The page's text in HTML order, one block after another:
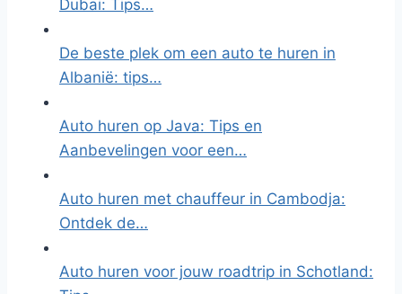
Dubai: Tips…
De beste plek om een auto te huren in
Albanië: tips…
Auto huren op Java: Tips en
Aanbevelingen voor een…
Auto huren met chauffeur in Cambodja:
Ontdek de…
Auto huren voor jouw roadtrip in Schotland: